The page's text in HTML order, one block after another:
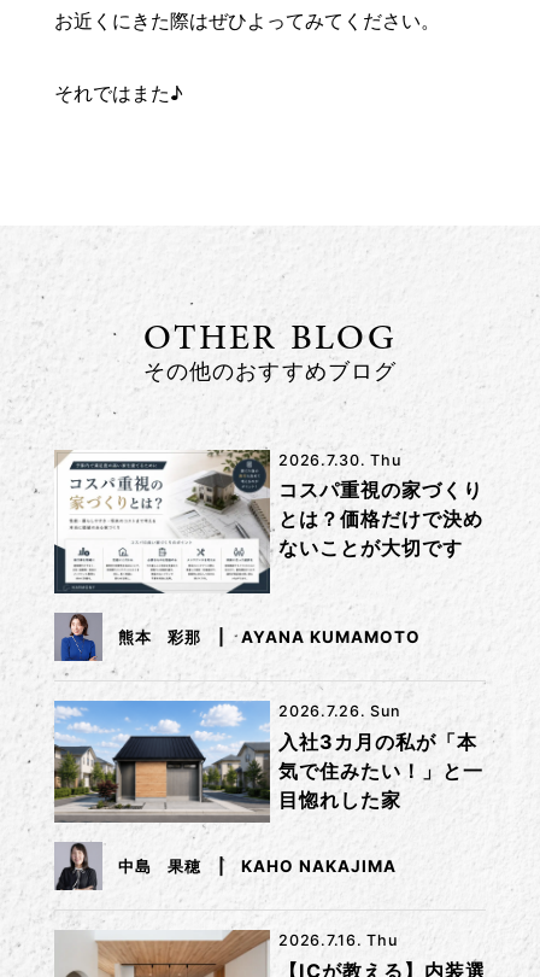
お近くにきた際はぜひよってみてください。
それではまた♪
OTHER BLOG
その他のおすすめブログ
2026.7.30. Thu
コスパ重視の家づくり
とは？価格だけで決め
ないことが大切です
熊本 彩那 AYANA KUMAMOTO
2026.7.26. Sun
入社3カ月の私が「本
気で住みたい！」と一
目惚れした家
中島 果穂 KAHO NAKAJIMA
2026.7.16. Thu
【ICが教える】内装選